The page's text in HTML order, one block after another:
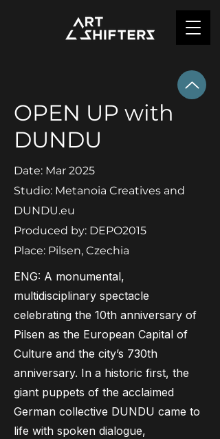
OPEN UP with
DUNDU
Date: Mar 2025
Studio: Metanoia Creatives and
DUNDU.eu
Produced by: DEPO2015
Place: Pilsen, Czechia
ENG: A monumental,
multidisciplinary spectacle
celebrating the 10th anniversary of
Pilsen as the European Capital of
Culture and the city’s 730th
anniversary. In a historic first, the
giant puppets of the acclaimed
German collective DUNDU came to
life with spoken dialogue,